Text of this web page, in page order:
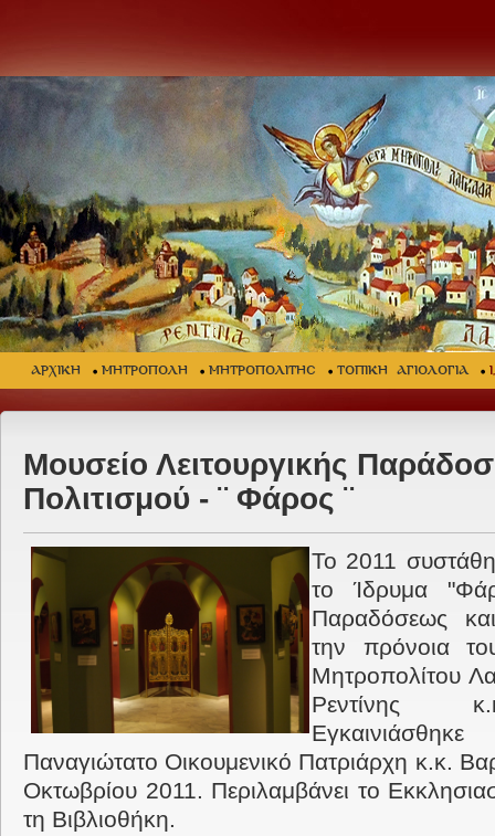
ΑΡΧΙΚΗ ΜΗΤΡΟΠΟΛΗ ΜΗΤΡΟΠΟΛΙΤΗΣ ΤΟΠΙΚΗ ΑΓΙΟΛΟΓΙΑ
Μουσείο Λειτουργικής
Πολιτισμού - ¨ Φάρος ¨
Το 2011
το Ίδρυμα
Παραδόσεως
την πρόνοια
Μητροπολίτου
Ρεντίνης
Παναγιώτατο Οικουμενικό Πατριάρχη κ.κ.
Οκτωβρίου 2011. Περιλαμβάνει το
τη Βιβλιοθήκη.